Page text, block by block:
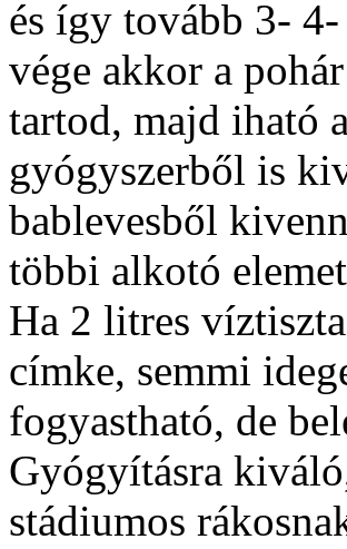
és így tovább 3-
vége akkor a
tartod, majd iható
gyógyszerből is
bablevesből
többi alkotó
Ha 2 litres
címke, semmi
fogyastható, de
Gyógyításra
stádiumos